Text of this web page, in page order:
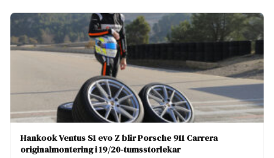
Hankook Ventus S1 evo Z blir Porsche 911 Carrera
originalmontering i 19/20-tumsstorlekar